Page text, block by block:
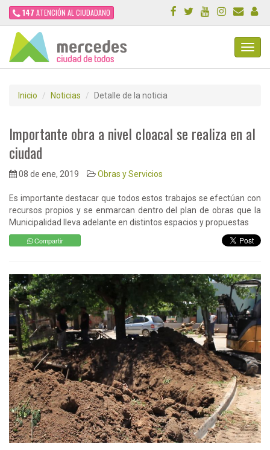
147 ATENCIÓN AL CIUDADANO
Inicio Noticias Detalle de la noticia
Importante obra a nivel cloacal se realiza en al
ciudad
08 de ene, 2019 Obras y Servicios
Es importante destacar que todos estos trabajos se efectúan con
recursos propios y se enmarcan dentro del plan de obras que la
Municipalidad lleva adelante en distintos espacios y propuestas
Compartir